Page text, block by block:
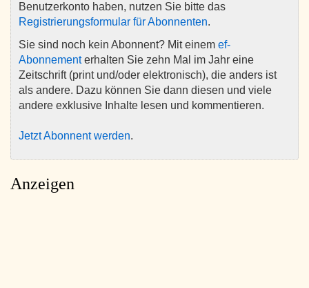
Benutzerkonto haben, nutzen Sie bitte das
Registrierungsformular für Abonnenten.
Sie sind noch kein Abonnent? Mit einem ef-
Abonnementerhalten Sie zehn Mal im Jahr eine
Zeitschrift (print und/oder elektronisch), die anders ist
als andere. Dazu können Sie dann diesen und viele
andere exklusive Inhalte lesen und kommentieren.
Jetzt Abonnent werden.
Anzeigen